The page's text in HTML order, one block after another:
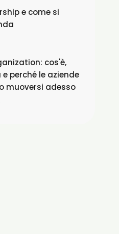
e come si
cos'è,
perché le aziende
muoversi adesso